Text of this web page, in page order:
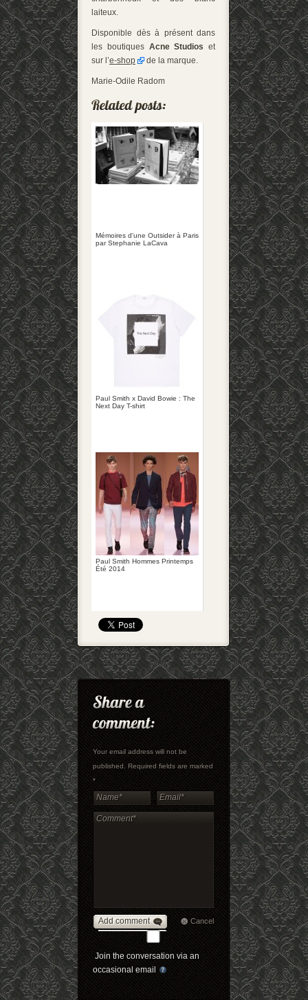
laiteux.
Disponible dès à présent dans
les boutiques Acne Studios et
sur l’e-shop de la marque.
Marie-Odile Radom
Mémoires d'une Outsider à Paris
par Stephanie LaCava
Paul Smith x David Bowie : The
Next Day T-shirt
Paul Smith Hommes Printemps
Été 2014
Your email address will not be
published. Required fields are marked
*
Add comment Cancel
Join the conversation via an
occasional email